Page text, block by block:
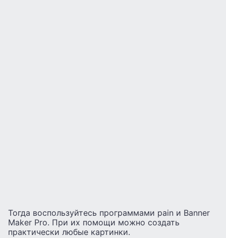
Тогда воспользуйтесь программами pain и Banner
Maker Pro. При их помощи можно создать
практически любые картинки.